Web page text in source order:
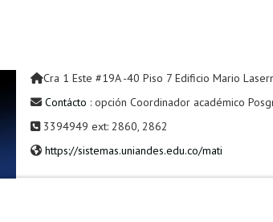
Cra 1 Este #19A -40 Piso 7 Edificio Mario
Contácto : opción Coordinador académico
3394949 ext: 2860, 2862
https://sistemas.uniandes.edu.co/mati